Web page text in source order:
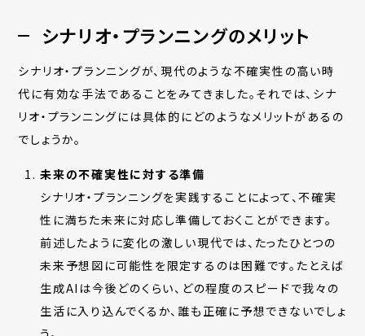
シナリオ・プランニングのメリット
シナリオ・プランニングが、現代のような不確実性の高い時
代に有効な手法であることをみてきました。それでは、シナ
リオ・プランニングには具体的にどのようなメリットがあるの
でしょうか。
未来の不確実性に対する準備
シナリオ・プランニングを実践することによって、不確実
性に満ちた未来に対応し準備しておくことができます。
前述したように変化の激しい現代では、たったひとつの
未来予想図に可能性を限定するのは困難です。たとえば
生成AIは今後どのくらい、どの程度のスピードで我々の
生活に入り込んでくるか、誰も正確に予想できないでしょ